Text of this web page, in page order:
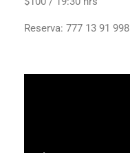
Reserva: 777 13 91 998